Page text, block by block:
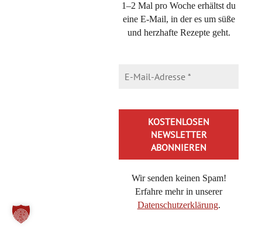
1–2 Mal pro Woche erhältst du
eine E-Mail, in der es um süße
und herzhafte Rezepte geht.
Wir senden keinen Spam!
Erfahre mehr in unserer
Datenschutzerklärung.
ein paar Tropfen von irgendeinem Öl
drinzuhaben.
Michaela Lühr
16. Dezember 2022 at 22:23·
Hallo Nina,
DA hab ich dich falsch verstanden –
entschuldige!